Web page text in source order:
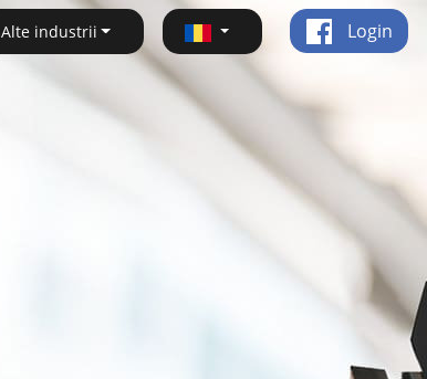
Alte industrii Login